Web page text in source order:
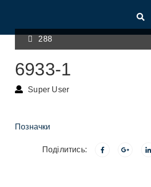
288
6933-1
Super User
Позначки
Поділитись: